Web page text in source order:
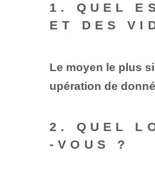
1. QUEL
ET DES
Le moyen le plus
upération de
2. QUEL
-VOUS ?